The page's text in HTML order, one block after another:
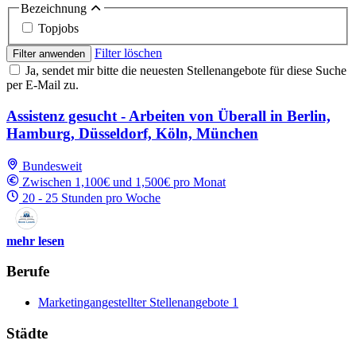
Bezeichnung
Topjobs
Filter anwenden
Filter löschen
Ja, sendet mir bitte die neuesten Stellenangebote für diese Suche
per E-Mail zu.
Assistenz gesucht - Arbeiten von Überall in Berlin,
Hamburg, Düsseldorf, Köln, München
Bundesweit
Zwischen 1,100€ und 1,500€ pro Monat
20 - 25 Stunden pro Woche
mehr lesen
Berufe
Marketingangestellter Stellenangebote 1
Städte